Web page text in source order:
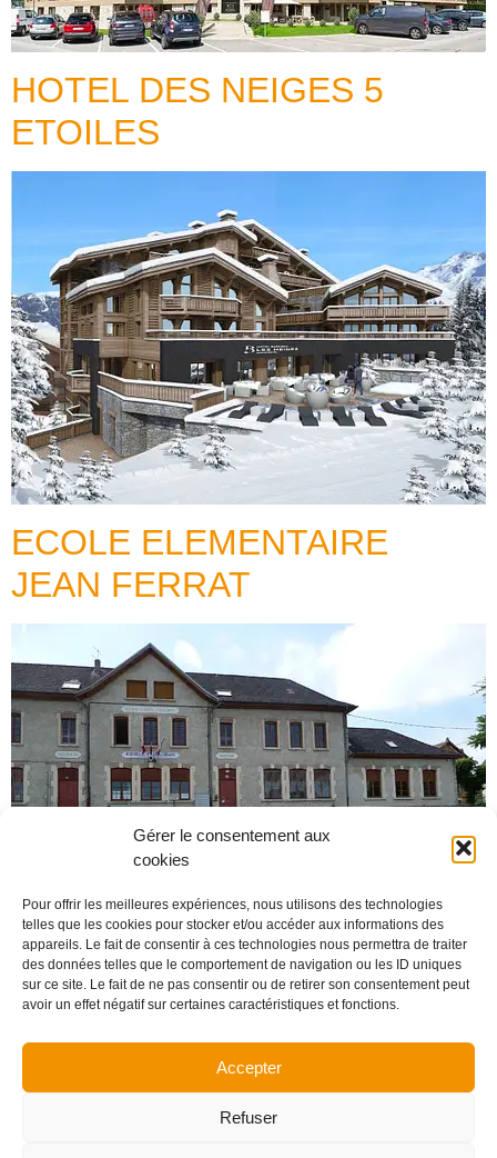
Gérer le consentement aux
cookies
Pour offrir les meilleures expériences, nous utilisons des technologies
telles que les cookies pour stocker et/ou accéder aux informations des
appareils. Le fait de consentir à ces technologies nous permettra de traiter
des données telles que le comportement de navigation ou les ID uniques
sur ce site. Le fait de ne pas consentir ou de retirer son consentement peut
avoir un effet négatif sur certaines caractéristiques et fonctions.
Accepter
Refuser
HOTEL DES NEIGES 5
ETOILES
ECOLE ELEMENTAIRE
JEAN FERRAT